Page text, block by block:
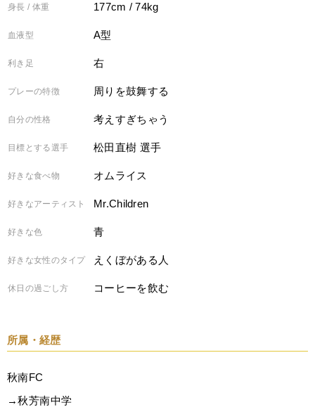
身長 / 体重 177cm / 74kg
血液型 A型
利き足 右
プレーの特徴 周りを鼓舞する
自分の性格 考えすぎちゃう
目標とする選手 松田直樹 選手
好きな食べ物 オムライス
好きなアーティスト Mr.Children
好きな色 青
好きな女性のタイプ えくぼがある人
休日の過ごし方 コーヒーを飲む
所属・経歴
秋南FC
→秋芳南中学